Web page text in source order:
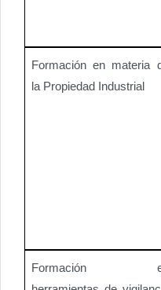
Formación en materia
la Propiedad Industrial
Formación